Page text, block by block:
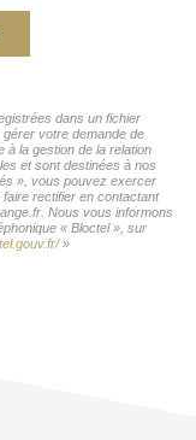
dans un fichier
votre demande de
la gestion de la relation
et sont destinées à nos
», vous pouvez exercer
rectifier en contactant
Nous vous informons
« Bloctel », sur
»